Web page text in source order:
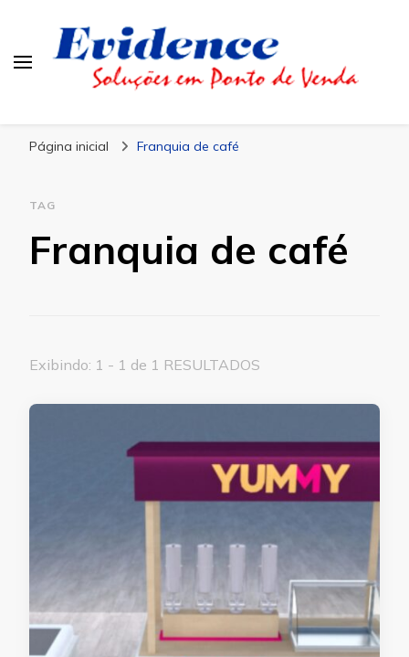
Página inicial Franquia de café
TAG
Franquia de café
Exibindo: 1 - 1 de 1 RESULTADOS